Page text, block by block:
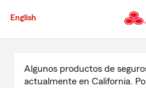
al
English
contenido
principal
Algunos productos de
actualmente en California.